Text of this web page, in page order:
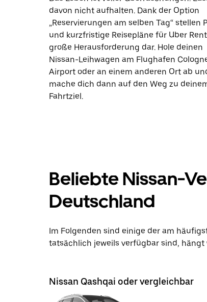
davon nicht aufhalten. Dank der Option
„Reservierungen am selben Tag“ stellen
und kurzfristige Reisepläne für Uber
große Herausforderung dar. Hole deinen
Nissan-Leihwagen am Flughafen
Airport oder an einem anderen Ort ab
mache dich dann auf den Weg zu
Fahrtziel.
Beliebte Nissan-
Deutschland
Im Folgenden sind einige der am
tatsächlich jeweils verfügbar sind,
Nissan Qashqai oder vergleichbar